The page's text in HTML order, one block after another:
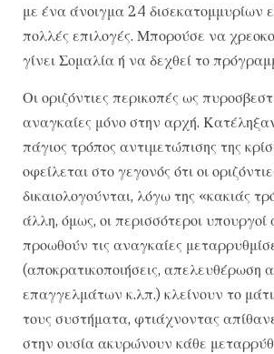
με ένα άνοιγμα 24 δισεκατομμυρίων
πολλές επιλογές. Μπορούσε να
γίνει Σομαλία ή να δεχθεί το
Οι οριζόντιες περικοπές ως
αναγκαίες μόνο στην αρχή.
πάγιος τρόπος αντιμετώπισης της
οφείλεται στο γεγονός ότι οι
δικαιολογούνται, λόγω της «κακιάς
άλλη, όμως, οι περισσότεροι υπουργοί
προωθούν τις αναγκαίες
(αποκρατικοποιήσεις, απελευθέρωση
επαγγελμάτων κ.λπ.) κλείνουν το
τους συστήματα, φτιάχνοντας
στην ουσία ακυρώνουν κάθε